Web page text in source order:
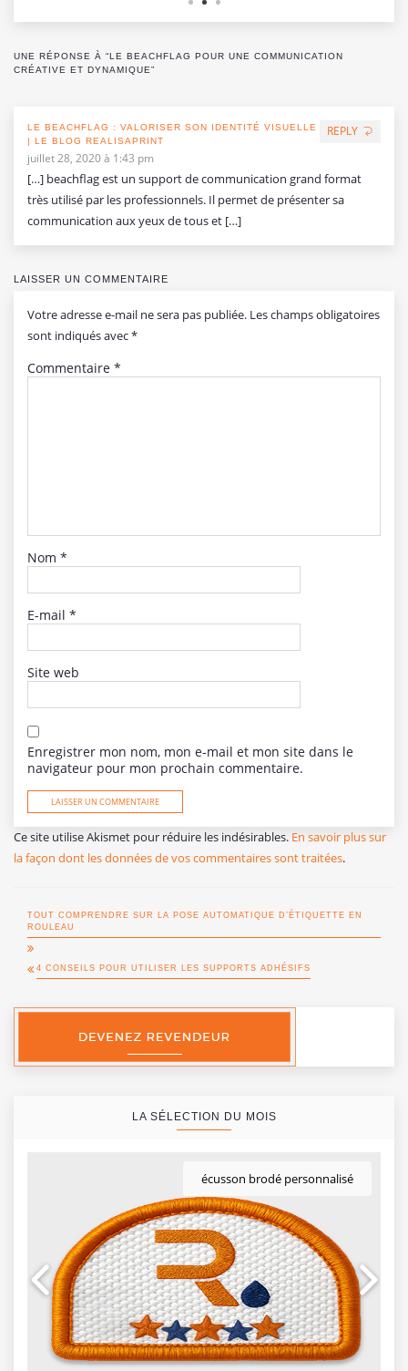
UNE RÉPONSE À “LE BEACHFLAG POUR UNE COMMUNICATION
CRÉATIVE ET DYNAMIQUE”
REPLY
LE BEACHFLAG : VALORISER SON IDENTITÉ VISUELLE
| LE BLOG REALISAPRINT
juillet 28, 2020 à 1:43 pm
[…] beachflag est un support de communication grand format
très utilisé par les professionnels. Il permet de présenter sa
communication aux yeux de tous et […]
LAISSER UN COMMENTAIRE
Votre adresse e-mail ne sera pas publiée. Les champs obligatoires
sont indiqués avec*
Commentaire *
Nom *
E-mail *
Site web
Enregistrer mon nom, mon e-mail et mon site dans le
navigateur pour mon prochain commentaire.
Ce site utilise Akismet pour réduire les indésirables. En savoir plus sur
la façon dont les données de vos commentaires sont traitées.
TOUT COMPRENDRE SUR LA POSE AUTOMATIQUE D’ÉTIQUETTE EN
ROULEAU
4 CONSEILS POUR UTILISER LES SUPPORTS ADHÉSIFS
LA SÉLECTION DU MOIS
écusson brodé personnalisé